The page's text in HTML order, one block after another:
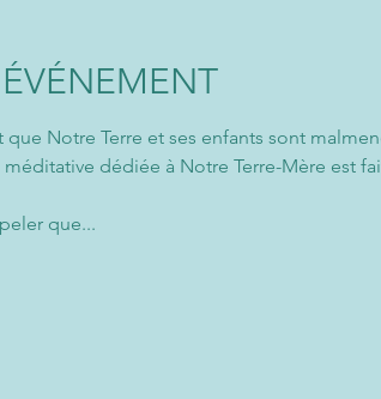
Notre Terre et ses enfants sont
dédiée à Notre Terre-Mère est
que...